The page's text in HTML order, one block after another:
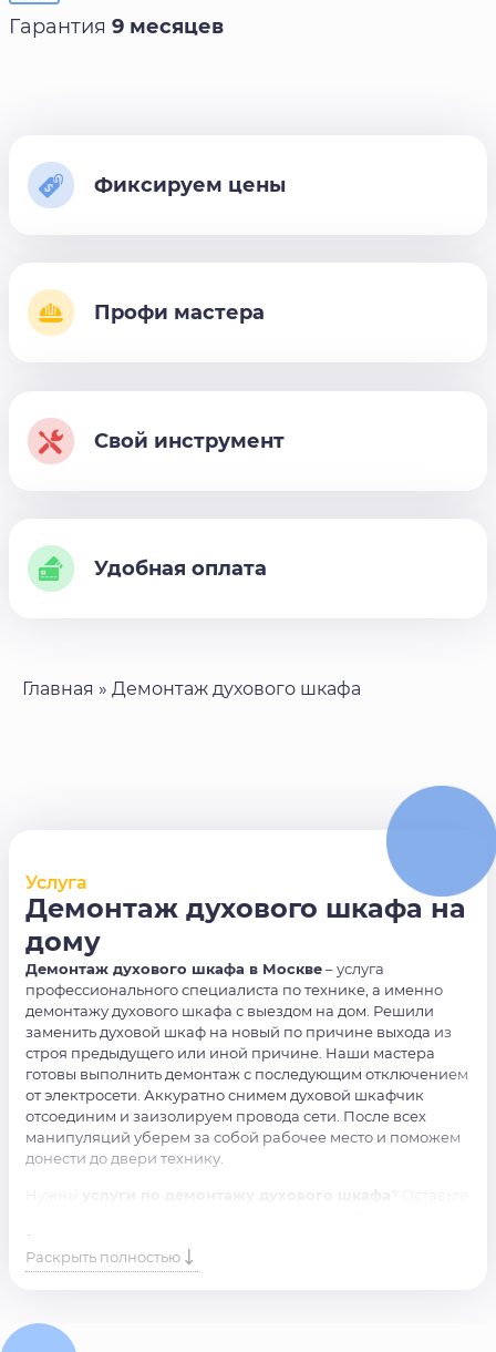
Гарантия 9 месяцев
Фиксируем цены
Профи мастера
Свой инструмент
Удобная оплата
Главная » Демонтаж духового шкафа
Услуга
Демонтаж духового шкафа на
дому
Демонтаж духового шкафа в Москве– услуга
профессионального специалиста по технике, а именно
демонтажу духового шкафа с выездом на дом. Решили
заменить духовой шкаф на новый по причине выхода из
строя предыдущего или иной причине. Наши мастера
готовы выполнить демонтаж с последующим отключением
от электросети. Аккуратно снимем духовой шкафчик
отсоединим и заизолируем провода сети. После всех
манипуляций уберем за собой рабочее место и поможем
донести до двери технику.
услуги по демонтажу духового шкафа
вам поможем в кратчайшие сроки.
Раскрыть полностью